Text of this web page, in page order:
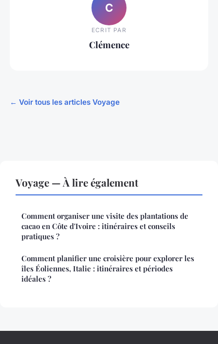
C
ECRIT PAR
Clémence
← Voir tous les articles Voyage
Voyage — À lire également
Comment organiser une visite des plantations de
cacao en Côte d'Ivoire : itinéraires et conseils
pratiques ?
Comment planifier une croisière pour explorer les
îles Éoliennes, Italie : itinéraires et périodes
idéales ?